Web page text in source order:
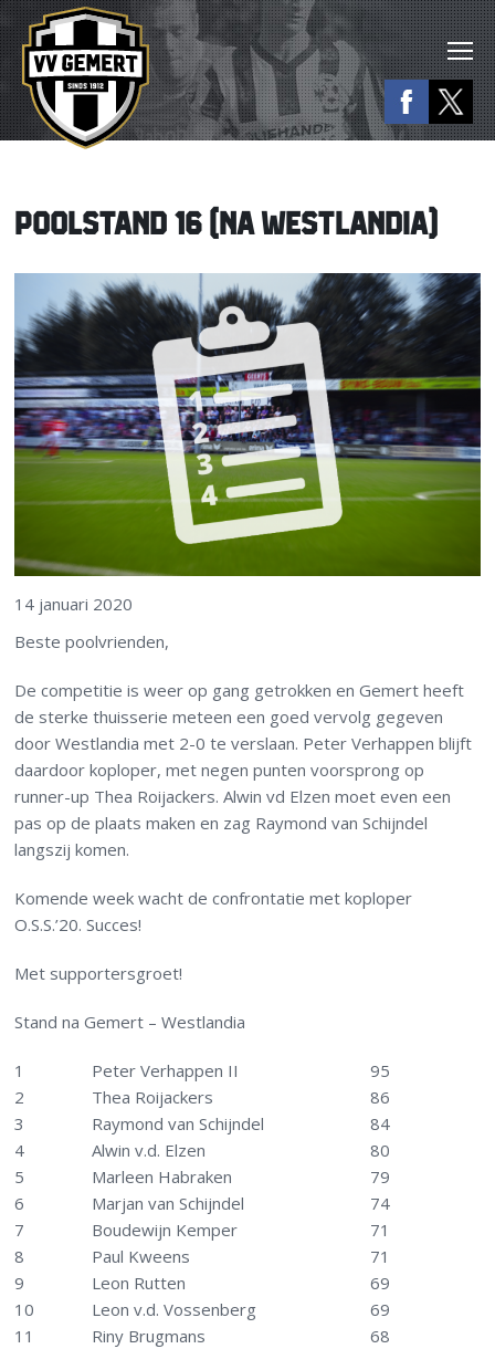
POOLSTAND 16 (NA WESTLANDIA)
14 januari 2020
Beste poolvrienden,
De competitie is weer op gang getrokken en Gemert heeft
de sterke thuisserie meteen een goed vervolg gegeven
door Westlandia met 2-0 te verslaan. Peter Verhappen blijft
daardoor koploper, met negen punten voorsprong op
runner-up Thea Roijackers. Alwin vd Elzen moet even een
pas op de plaats maken en zag Raymond van Schijndel
langszij komen.
Komende week wacht de confrontatie met koploper
O.S.S.’20. Succes!
Met supportersgroet!
Stand na Gemert – Westlandia
1 Peter Verhappen II
95
2
Thea Roijackers
86
3
Raymond van Schijndel
84
4
Alwin v.d. Elzen
80
5
Marleen Habraken
79
6
Marjan van Schijndel
74
7
Boudewijn Kemper
71
8
Paul Kweens
71
9
Leon Rutten
69
10
Leon v.d. Vossenberg
69
11
Riny Brugmans
68